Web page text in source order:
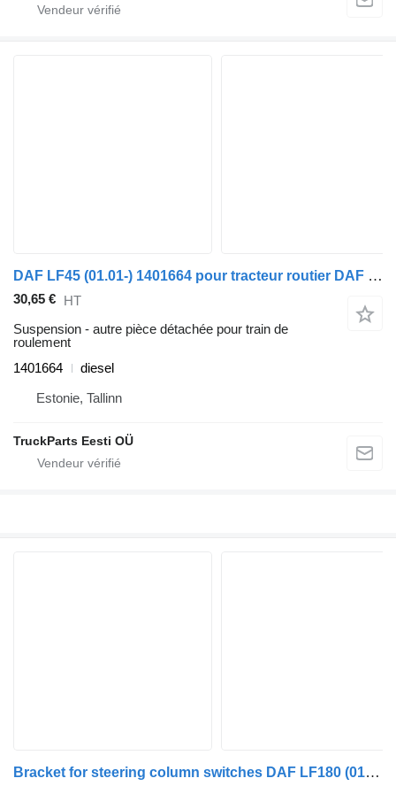
DAF LF45 (01.01-) 1401664 pour tracteur routier DAF LF45, LF55, LF180, CF65, CF75, CF85 (2001-)
30,65 € HT
Suspension - autre pièce détachée pour train de
roulement
1401664
diesel
Estonie, Tallinn
TruckParts Eesti OÜ
Bracket for steering column switches DAF LF180 (01.13-) 7421535775 pour tracteur routier DAF LF45, LF55, LF180, CF65, CF75, CF85 (2001-)